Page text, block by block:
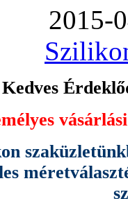
2015-
Kedves